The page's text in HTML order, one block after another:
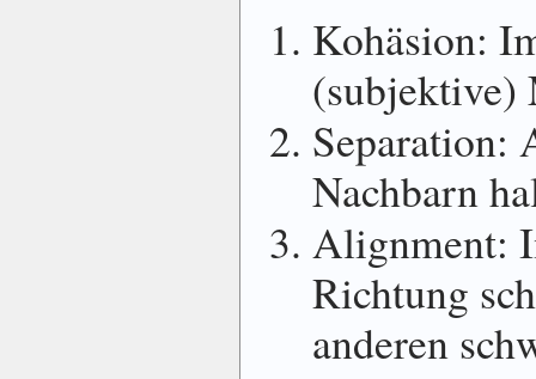
Kohäsion:
(subjektive)
Separation:
Nachbarn
Alignment:
Richtung
anderen